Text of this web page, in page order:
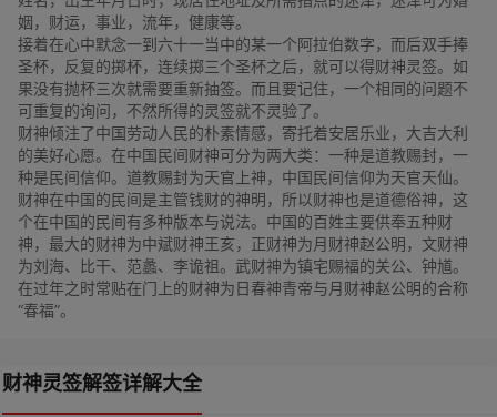
姻，财运，事业，流年，健康等。
接着在心中默念一到六十一当中的某一个阿拉伯数字，而后双手捧
圣杯，反复的掷杯，连续掷三个圣杯之后，就可以得财神灵签。如
果没有抛杯三次就需要重新抽签。而且要记住，一个相同的问题不
可重复的询问，不然所得的灵签就不灵验了。
财神倾注了中国劳动人民的朴素情感，寄托着安居乐业，大吉大利
的美好心愿。在中国民间财神可分为两大类：一种是道教赐封，一
种是民间信仰。道教赐封为天官上神，中国民间信仰为天官天仙。
财神在中国的民间是主管钱财的神明，所以财神也是道德俗神，这
个在中国的民间有多种版本与说法。中国的百姓主要供奉五种财
神，最大的财神为中斌财神王亥，正财神为月财神赵公明，文财神
为刘海、比干、范蠡、李诡祖。武财神为镇宅赐福的关公、钟馗。
在过年之时常贴在门上的财神为日春神青帝与月财神赵公明的合称
“春福”。
财神灵签解签详解大全